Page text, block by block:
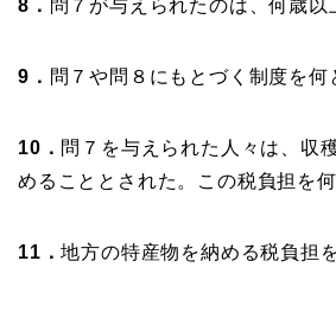
8． 問 ７が与えられたのは、何歳以
9． 問 ７や問 ８にもとづく制度を何
10． 問 ７を与えられた人々は、収
めることとされた。この税負担を何
11．地方の特産物を納める税負担